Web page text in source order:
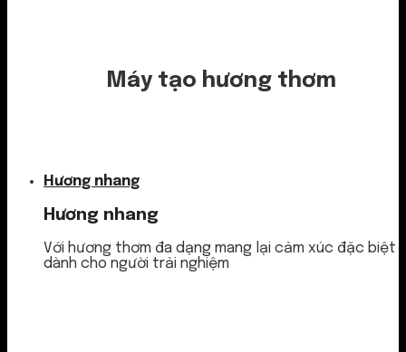
Máy tạo hương thơm
Hương nhang
Hương nhang
Với hương thơm đa dạng mang lại cảm xúc đặc biệt
dành cho người trải nghiệm